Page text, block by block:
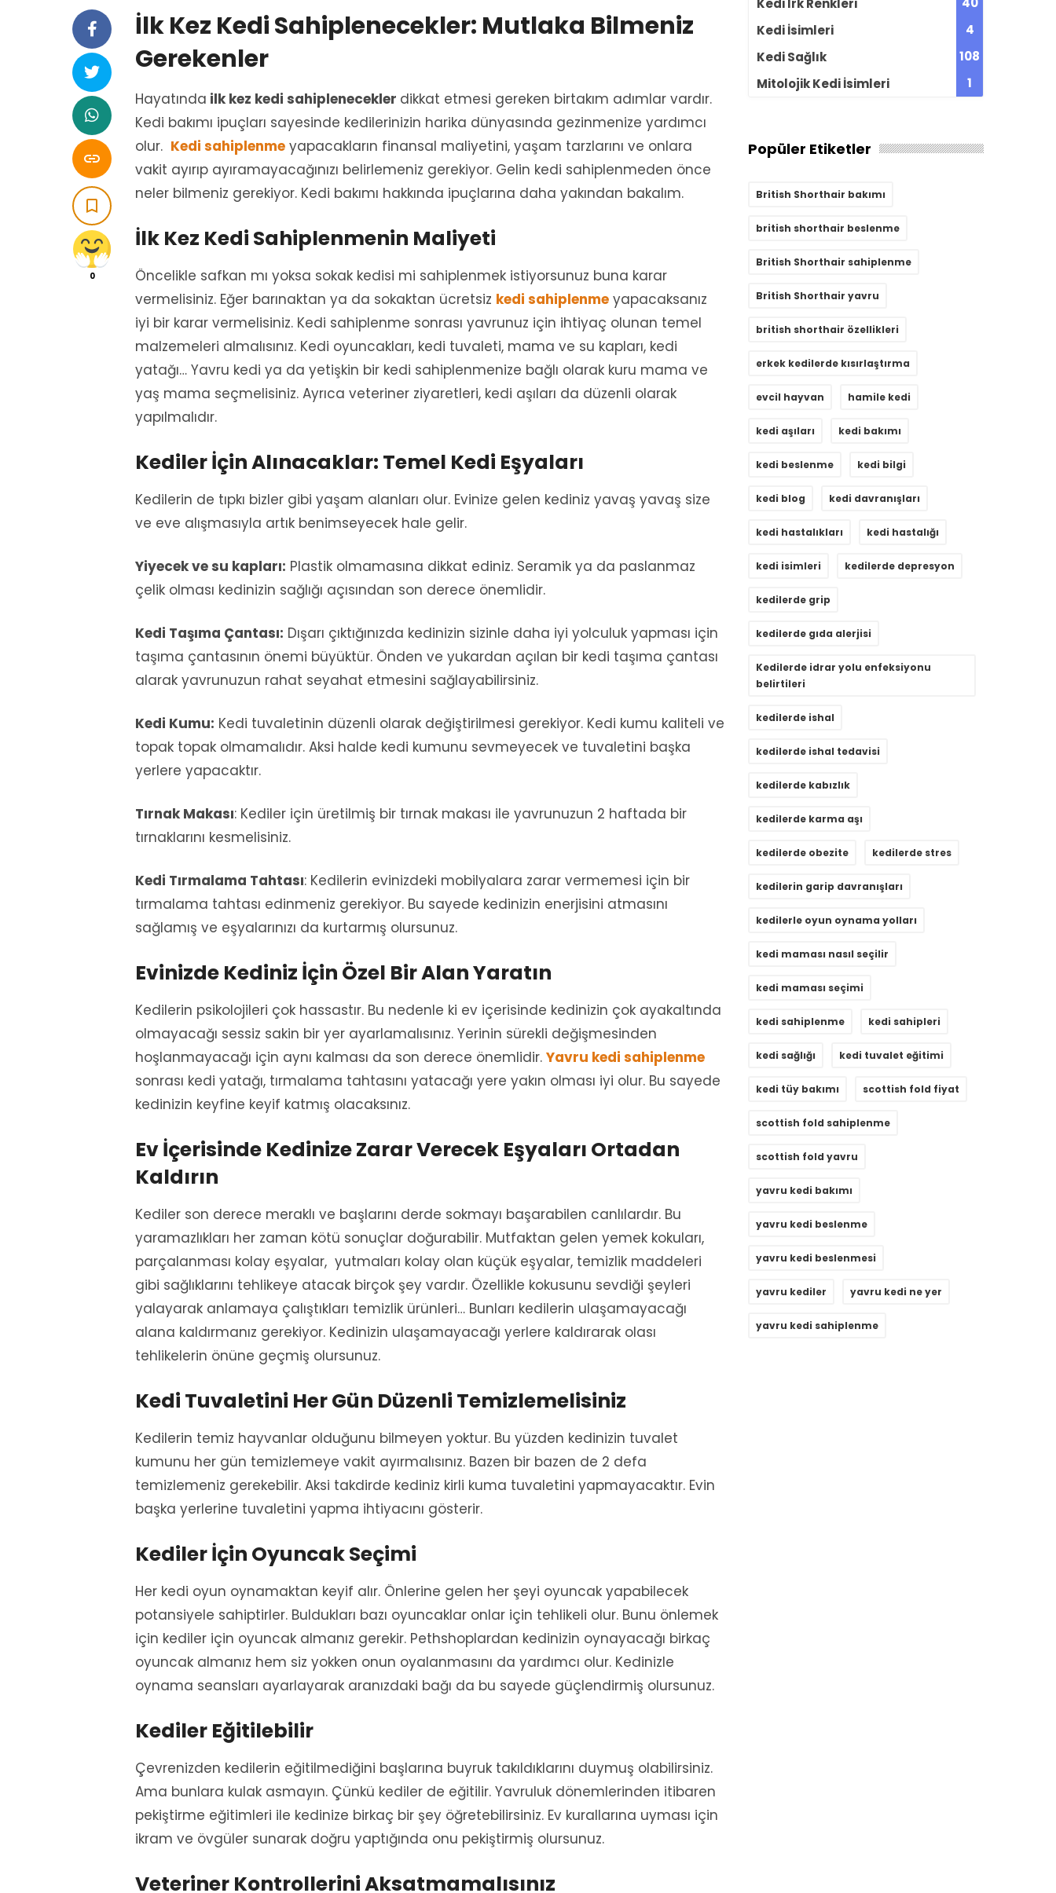


0
İlk Kez Kedi Sahiplenecekler: Mutlaka Bilmeniz
Gerekenler
Hayatında ilk kez kedi sahiplenecekler dikkat etmesi gereken birtakım adımlar vardır.
Kedi bakımı ipuçları sayesinde kedilerinizin harika dünyasında gezinmenize yardımcı
olur. Kedi sahiplenme yapacakların finansal maliyetini, yaşam tarzlarını ve onlara
vakit ayırıp ayıramayacağınızı belirlemeniz gerekiyor. Gelin kedi sahiplenmeden önce
neler bilmeniz gerekiyor. Kedi bakımı hakkında ipuçlarına daha yakından bakalım.
İlk Kez Kedi Sahiplenmenin Maliyeti
Öncelikle safkan mı yoksa sokak kedisi mi sahiplenmek istiyorsunuz buna karar
vermelisiniz. Eğer barınaktan ya da sokaktan ücretsiz kedi sahiplenme yapacaksanız
iyi bir karar vermelisiniz. Kedi sahiplenme sonrası yavrunuz için ihtiyaç olunan temel
malzemeleri almalısınız. Kedi oyuncakları, kedi tuvaleti, mama ve su kapları, kedi
yatağı… Yavru kedi ya da yetişkin bir kedi sahiplenmenize bağlı olarak kuru mama ve
yaş mama seçmelisiniz. Ayrıca veteriner ziyaretleri, kedi aşıları da düzenli olarak
yapılmalıdır.
Kediler İçin Alınacaklar: Temel Kedi Eşyaları
Kedilerin de tıpkı bizler gibi yaşam alanları olur. Evinize gelen kediniz yavaş yavaş size
ve eve alışmasıyla artık benimseyecek hale gelir.
Yiyecek ve su kapları: Plastik olmamasına dikkat ediniz. Seramik ya da paslanmaz
çelik olması kedinizin sağlığı açısından son derece önemlidir.
Kedi Taşıma Çantası: Dışarı çıktığınızda kedinizin sizinle daha iyi yolculuk yapması için
taşıma çantasının önemi büyüktür. Önden ve yukardan açılan bir kedi taşıma çantası
alarak yavrunuzun rahat seyahat etmesini sağlayabilirsiniz.
Kedi Kumu: Kedi tuvaletinin düzenli olarak değiştirilmesi gerekiyor. Kedi kumu kaliteli ve
topak topak olmamalıdır. Aksi halde kedi kumunu sevmeyecek ve tuvaletini başka
yerlere yapacaktır.
Tırnak Makası: Kediler için üretilmiş bir tırnak makası ile yavrunuzun 2 haftada bir
tırnaklarını kesmelisiniz.
Kedi Tırmalama Tahtası: Kedilerin evinizdeki mobilyalara zarar vermemesi için bir
tırmalama tahtası edinmeniz gerekiyor. Bu sayede kedinizin enerjisini atmasını
sağlamış ve eşyalarınızı da kurtarmış olursunuz.
Evinizde Kediniz İçin Özel Bir Alan Yaratın
Kedilerin psikolojileri çok hassastır. Bu nedenle ki ev içerisinde kedinizin çok ayakaltında
olmayacağı sessiz sakin bir yer ayarlamalısınız. Yerinin sürekli değişmesinden
hoşlanmayacağı için aynı kalması da son derece önemlidir. Yavru kedi sahiplenme
sonrası kedi yatağı, tırmalama tahtasını yatacağı yere yakın olması iyi olur. Bu sayede
kedinizin keyfine keyif katmış olacaksınız.
Ev İçerisinde Kedinize Zarar Verecek Eşyaları Ortadan
Kaldırın
Kediler son derece meraklı ve başlarını derde sokmayı başarabilen canlılardır. Bu
yaramazlıkları her zaman kötü sonuçlar doğurabilir. Mutfaktan gelen yemek kokuları,
parçalanması kolay eşyalar, yutmaları kolay olan küçük eşyalar, temizlik maddeleri
gibi sağlıklarını tehlikeye atacak birçok şey vardır. Özellikle kokusunu sevdiği şeyleri
yalayarak anlamaya çalıştıkları temizlik ürünleri… Bunları kedilerin ulaşamayacağı
alana kaldırmanız gerekiyor. Kedinizin ulaşamayacağı yerlere kaldırarak olası
tehlikelerin önüne geçmiş olursunuz.
Kedi Tuvaletini Her Gün Düzenli Temizlemelisiniz
Kedilerin temiz hayvanlar olduğunu bilmeyen yoktur. Bu yüzden kedinizin tuvalet
kumunu her gün temizlemeye vakit ayırmalısınız. Bazen bir bazen de 2 defa
temizlemeniz gerekebilir. Aksi takdirde kediniz kirli kuma tuvaletini yapmayacaktır. Evin
başka yerlerine tuvaletini yapma ihtiyacını gösterir.
Kediler İçin Oyuncak Seçimi
Her kedi oyun oynamaktan keyif alır. Önlerine gelen her şeyi oyuncak yapabilecek
potansiyele sahiptirler. Buldukları bazı oyuncaklar onlar için tehlikeli olur. Bunu önlemek
için kediler için oyuncak almanız gerekir. Pethshoplardan kedinizin oynayacağı birkaç
oyuncak almanız hem siz yokken onun oyalanmasını da yardımcı olur. Kedinizle
oynama seansları ayarlayarak aranızdaki bağı da bu sayede güçlendirmiş olursunuz.
Kediler Eğitilebilir
Çevrenizden kedilerin eğitilmediğini başlarına buyruk takıldıklarını duymuş olabilirsiniz.
Ama bunlara kulak asmayın. Çünkü kediler de eğitilir. Yavruluk dönemlerinden itibaren
pekiştirme eğitimleri ile kedinize birkaç bir şey öğretebilirsiniz. Ev kurallarına uyması için
ikram ve övgüler sunarak doğru yaptığında onu pekiştirmiş olursunuz.
Veteriner Kontrollerini Aksatmamalısınız
Kedi İsimleri
4
Kedi Sağlık
108
Mitolojik Kedi İsimleri
1
Popüler Etiketler
British Shorthair bakımı
british shorthair beslenme
British Shorthair sahiplenme
British Shorthair yavru
british shorthair özellikleri
erkek kedilerde kısırlaştırma
evcil hayvan hamile kedi
kedi aşıları kedi bakımı
kedi beslenme kedi bilgi
kedi blog kedi davranışları
kedi hastalıkları kedi hastalığı
kedi isimleri kedilerde depresyon
kedilerde grip
kedilerde gıda alerjisi
Kedilerde idrar yolu enfeksiyonu
belirtileri
kedilerde ishal
kedilerde ishal tedavisi
kedilerde kabızlık
kedilerde karma aşı
kedilerde obezite kedilerde stres
kedilerin garip davranışları
kedilerle oyun oynama yolları
kedi maması nasıl seçilir
kedi maması seçimi
kedi sahiplenme kedi sahipleri
kedi sağlığı kedi tuvalet eğitimi
kedi tüy bakımı scottish fold fiyat
scottish fold sahiplenme
scottish fold yavru
yavru kedi bakımı
yavru kedi beslenme
yavru kedi beslenmesi
yavru kediler yavru kedi ne yer
yavru kedi sahiplenme